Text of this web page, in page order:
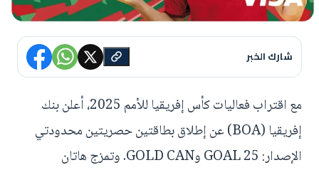
شارك الخبر
مع اقتراب فعاليات كأس إفريقيا للأمم 2025، أعلن بنك
إفريقيا (BOA) عن إطلاق بطاقتين حصريتين محدودتي
الإصدار: GOAL 25 وGOLD CAN. وتمزج هاتان